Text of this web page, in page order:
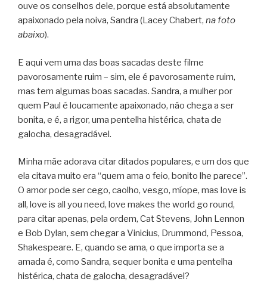
ouve os conselhos dele, porque está absolutamente
apaixonado pela noiva, Sandra (Lacey Chabert, na foto
abaixo).
E aqui vem uma das boas sacadas deste filme
pavorosamente ruim – sim, ele é pavorosamente ruim,
mas tem algumas boas sacadas. Sandra, a mulher por
quem Paul é loucamente apaixonado, não chega a ser
bonita, e é, a rigor, uma pentelha histérica, chata de
galocha, desagradável.
Minha mãe adorava citar ditados populares, e um dos que
ela citava muito era “quem ama o feio, bonito lhe parece”.
O amor pode ser cego, caolho, vesgo, míope, mas love is
all, love is all you need, love makes the world go round,
para citar apenas, pela ordem, Cat Stevens, John Lennon
e Bob Dylan, sem chegar a Vinicius, Drummond, Pessoa,
Shakespeare. E, quando se ama, o que importa se a
amada é, como Sandra, sequer bonita e uma pentelha
histérica, chata de galocha, desagradável?